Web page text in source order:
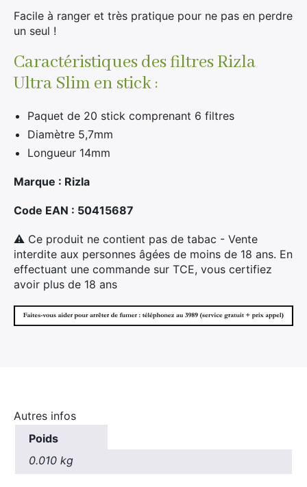
Facile à ranger et très pratique pour ne pas en perdre
un seul !
Caractéristiques des filtres Rizla
Ultra Slim en stick :
Paquet de 20 stick comprenant 6 filtres
Diamètre 5,7mm
Longueur 14mm
Marque : Rizla
Code EAN : 50415687
⚠ Ce produit ne contient pas de tabac - Vente
interdite aux personnes âgées de moins de 18 ans. En
effectuant une commande sur TCE, vous certifiez
avoir plus de 18 ans
Autres infos
Poids
0.010 kg